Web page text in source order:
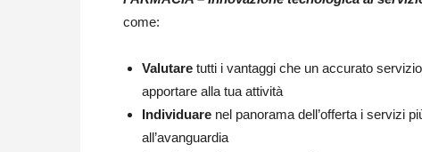
come:
Valutare tutti i vantaggi che un accurato
apportare alla tua attività
Individuare nel panorama dell’offerta i servizi
all’avanguardia